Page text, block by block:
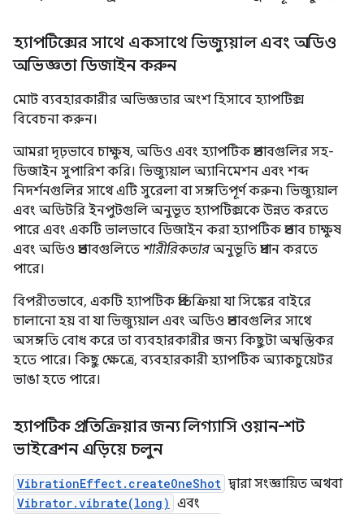
হ্যাপটিক্সের সাথে একসাথে ভিজ্যুয়াল এবং অডিও
অভিজ্ঞতা ডিজাইন করুন
মোট ব্যবহারকারীর অভিজ্ঞতার অংশ হিসাবে হ্যাপটিক্স
বিবেচনা করুন।
আমরা দৃঢ়ভাবে চাক্ষুষ, অডিও এবং হ্যাপটিক প্রভাবগুলির সহ-
ডিজাইন সুপারিশ করি। ভিজ্যুয়াল অ্যানিমেশন এবং শব্দ
নিদর্শনগুলির সাথে এটি সুরেলা বা সঙ্গতিপূর্ণ করুন৷ ভিজ্যুয়াল
এবং অডিটরি ইনপুটগুলি অনুভূত হ্যাপটিক্সকে উন্নত করতে
পারে এবং একটি ভালভাবে ডিজাইন করা হ্যাপটিক প্রভাব চাক্ষুষ
এবং অডিও প্রভাবগুলিতে শারীরিকতারঅনুভূতি প্রদান করতে
পারে।
বিপরীতভাবে, একটি হ্যাপটিক প্রতিক্রিয়া যা সিঙ্কের বাইরে
চালানো হয় বা যা ভিজ্যুয়াল এবং অডিও প্রভাবগুলির সাথে
অসঙ্গতি বোধ করে তা ব্যবহারকারীর জন্য কিছুটা অস্বস্তিকর
হতে পারে। কিছু ক্ষেত্রে, ব্যবহারকারী হ্যাপটিক অ্যাকচুয়েটর
ভাঙা হতে পারে।
হ্যাপটিক প্রতিক্রিয়ার জন্য লিগ্যাসি ওয়ান-শট
ভাইব্রেশন এড়িয়ে চলুন
VibrationEffect.createOneShot দ্বারা সংজ্ঞায়িত অথবা
Vibrator.vibrate(long) এবং